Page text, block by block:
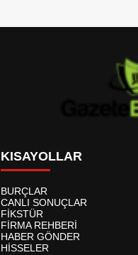
KISAYOLLAR
BURÇLAR
CANLI SONUÇLAR
FİKSTÜR
FİRMA REHBERİ
HABER GÖNDER
HİSSELER